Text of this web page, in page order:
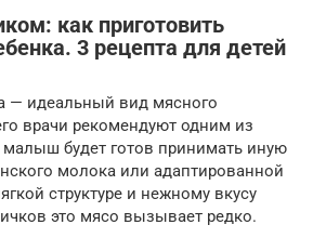
как приготовить
3 рецепта для детей
— идеальный вид мясного
врачи рекомендуют одним из
малыш будет готов принимать иную
молока или адаптированной
структуре и нежному вкусу
это мясо вызывает редко.